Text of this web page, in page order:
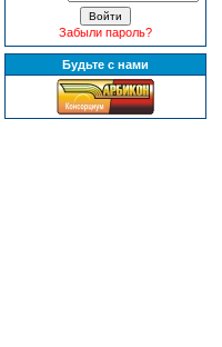
Забыли пароль?
Будьте с нами